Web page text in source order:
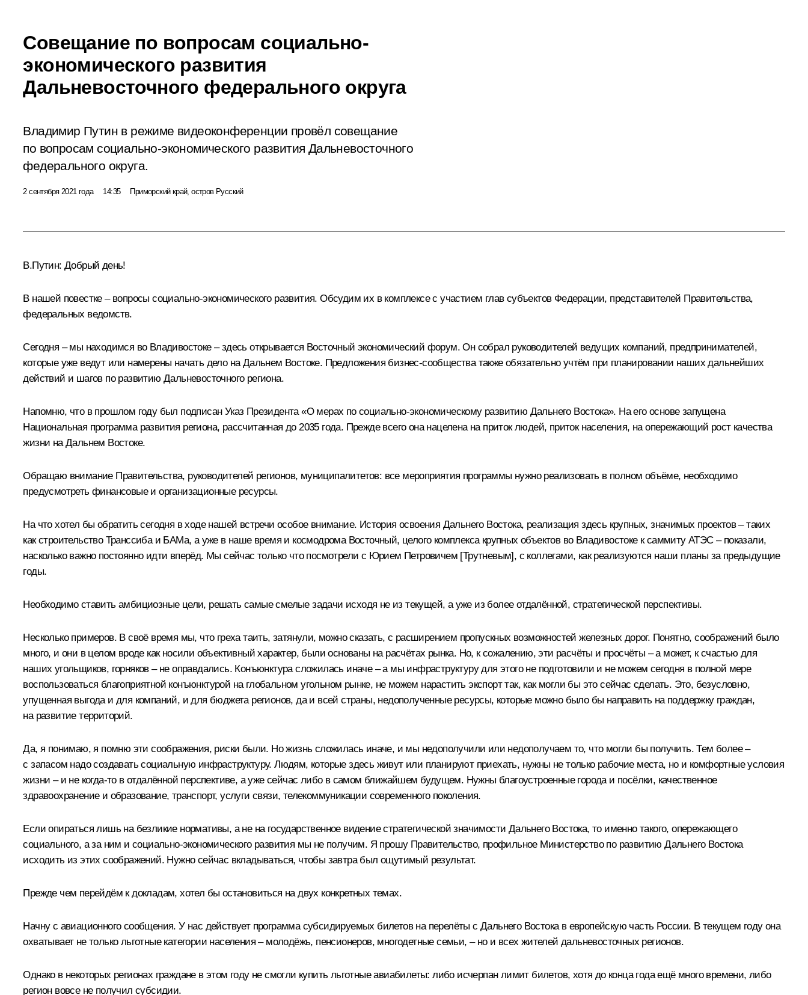
Совещание по вопросам социально-
экономического развития
Дальневосточного федерального округа
Владимир Путин в режиме видеоконференции провёл совещание
по вопросам социально-экономического развития Дальневосточного
федерального округа.
2 сентября 2021 года 14:35 Приморский край, остров Русский
В.Путин: Добрый день!
В нашей повестке – вопросы социально-экономического развития. Обсудим их в комплексе с участием глав субъектов Федерации, представителей Правительства,
федеральных ведомств.
Сегодня – мы находимся во Владивостоке – здесь открывается Восточный экономический форум. Он собрал руководителей ведущих компаний, предпринимателей,
которые уже ведут или намерены начать дело на Дальнем Востоке. Предложения бизнес-сообщества также обязательно учтём при планировании наших дальнейших
действий и шагов по развитию Дальневосточного региона.
Напомню, что в прошлом году был подписан Указ Президента «О мерах по социально-экономическому развитию Дальнего Востока». На его основе запущена
Национальная программа развития региона, рассчитанная до 2035 года. Прежде всего она нацелена на приток людей, приток населения, на опережающий рост качества
жизни на Дальнем Востоке.
Обращаю внимание Правительства, руководителей регионов, муниципалитетов: все мероприятия программы нужно реализовать в полном объёме, необходимо
предусмотреть финансовые и организационные ресурсы.
На что хотел бы обратить сегодня в ходе нашей встречи особое внимание. История освоения Дальнего Востока, реализация здесь крупных, значимых проектов – таких
как строительство Транссиба и БАМа, а уже в наше время и космодрома Восточный, целого комплекса крупных объектов во Владивостоке к саммиту АТЭС – показали,
насколько важно постоянно идти вперёд. Мы сейчас только что посмотрели с Юрием Петровичем [Трутневым], с коллегами, как реализуются наши планы за предыдущие
годы.
Необходимо ставить амбициозные цели, решать самые смелые задачи исходя не из текущей, а уже из более отдалённой, стратегической перспективы.
Несколько примеров. В своё время мы, что греха таить, затянули, можно сказать, с расширением пропускных возможностей железных дорог. Понятно, соображений было
много, и они в целом вроде как носили объективный характер, были основаны на расчётах рынка. Но, к сожалению, эти расчёты и просчёты – а может, к счастью для
наших угольщиков, горняков – не оправдались. Конъюнктура сложилась иначе – а мы инфраструктуру для этого не подготовили и не можем сегодня в полной мере
воспользоваться благоприятной конъюнктурой на глобальном угольном рынке, не можем нарастить экспорт так, как могли бы это сейчас сделать. Это, безусловно,
упущенная выгода и для компаний, и для бюджета регионов, да и всей страны, недополученные ресурсы, которые можно было бы направить на поддержку граждан,
на развитие территорий.
Да, я понимаю, я помню эти соображения, риски были. Но жизнь сложилась иначе, и мы недополучили или недополучаем то, что могли бы получить. Тем более –
с запасом надо создавать социальную инфраструктуру. Людям, которые здесь живут или планируют приехать, нужны не только рабочие места, но и комфортные условия
жизни – и не когда-то в отдалённой перспективе, а уже сейчас либо в самом ближайшем будущем. Нужны благоустроенные города и посёлки, качественное
здравоохранение и образование, транспорт, услуги связи, телекоммуникации современного поколения.
Если опираться лишь на безликие нормативы, а не на государственное видение стратегической значимости Дальнего Востока, то именно такого, опережающего
социального, а за ним и социально-экономического развития мы не получим. Я прошу Правительство, профильное Министерство по развитию Дальнего Востока
исходить из этих соображений. Нужно сейчас вкладываться, чтобы завтра был ощутимый результат.
Прежде чем перейдём к докладам, хотел бы остановиться на двух конкретных темах.
Начну с авиационного сообщения. У нас действует программа субсидируемых билетов на перелёты с Дальнего Востока в европейскую часть России. В текущем году она
охватывает не только льготные категории населения – молодёжь, пенсионеров, многодетные семьи, – но и всех жителей дальневосточных регионов.
Однако в некоторых регионах граждане в этом году не смогли купить льготные авиабилеты: либо исчерпан лимит билетов, хотя до конца года ещё много времени, либо
регион вовсе не получил субсидии.